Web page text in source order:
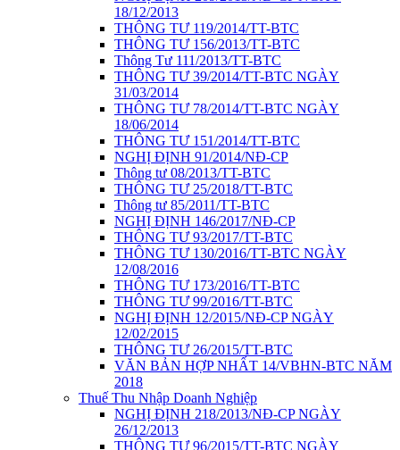
18/12/2013
THÔNG TƯ 119/2014/TT-BTC
THÔNG TƯ 156/2013/TT-BTC
Thông Tư 111/2013/TT-BTC
THÔNG TƯ 39/2014/TT-BTC NGÀY
31/03/2014
THÔNG TƯ 78/2014/TT-BTC NGÀY
18/06/2014
THÔNG TƯ 151/2014/TT-BTC
NGHỊ ĐỊNH 91/2014/NĐ-CP
Thông tư 08/2013/TT-BTC
THÔNG TƯ 25/2018/TT-BTC
Thông tư 85/2011/TT-BTC
NGHỊ ĐỊNH 146/2017/NĐ-CP
THÔNG TƯ 93/2017/TT-BTC
THÔNG TƯ 130/2016/TT-BTC NGÀY
12/08/2016
THÔNG TƯ 173/2016/TT-BTC
THÔNG TƯ 99/2016/TT-BTC
NGHỊ ĐỊNH 12/2015/NĐ-CP NGÀY
12/02/2015
THÔNG TƯ 26/2015/TT-BTC
VĂN BẢN HỢP NHẤT 14/VBHN-BTC NĂM
2018
Thuế Thu Nhập Doanh Nghiệp
NGHỊ ĐỊNH 218/2013/NĐ-CP NGÀY
26/12/2013
THÔNG TƯ 96/2015/TT-BTC NGÀY